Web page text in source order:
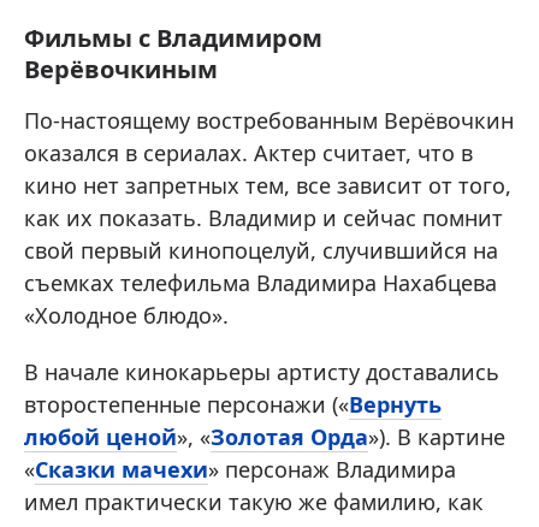
Фильмы с Владимиром
Верёвочкиным
По-настоящему востребованным Верёвочкин
оказался в сериалах. Актер считает, что в
кино нет запретных тем, все зависит от того,
как их показать. Владимир и сейчас помнит
свой первый кинопоцелуй, случившийся на
съемках телефильма Владимира Нахабцева
«Холодное блюдо».
В начале кинокарьеры артисту доставались
второстепенные персонажи («Вернуть
любой ценой», «Золотая Орда»). В картине
«Сказки мачехи» персонаж Владимира
имел практически такую же фамилию, как